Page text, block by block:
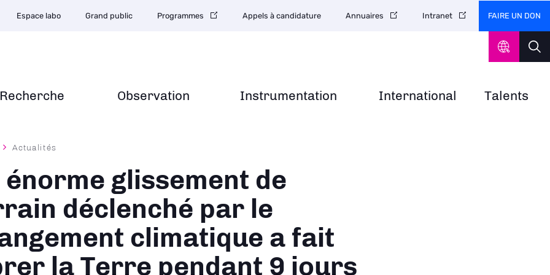
Recherche Observation Instrumentation International Talents
Espace labo Grand public Programmes Appels à candidature Annuaires Intranet FAIRE UN DON
Actualités
énorme glissement de
déclenché par le
climatique a fait
la Terre pendant 9 jours